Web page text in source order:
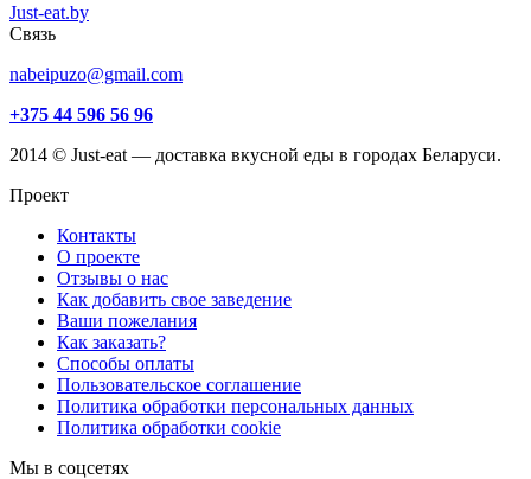
Just-eat.by
Связь
nabeipuzo@gmail.com
+375 44 596 56 96
2014 © Just-eat — доставка вкусной еды в городах Беларуси.
Проект
Контакты
О проекте
Отзывы о нас
Как добавить свое заведение
Ваши пожелания
Как заказать?
Способы оплаты
Пользовательское соглашение
Политика обработки персональных данных
Политика обработки cookie
Мы в соцсетях